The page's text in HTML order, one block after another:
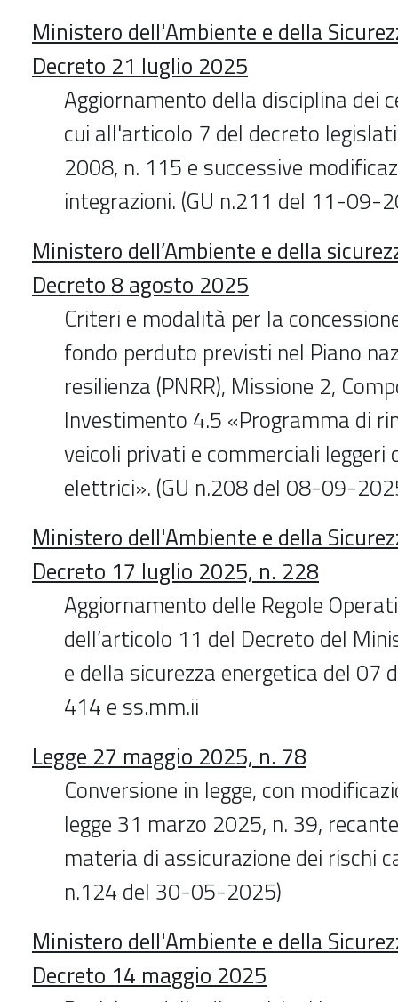
Ministero dell'Ambiente e della
Decreto 21 luglio 2025
Aggiornamento della disciplina dei
cui all'articolo 7 del decreto
2008, n. 115 e successive
integrazioni. (GU n.211 del 11-09-
Ministero dell’Ambiente e della
Decreto 8 agosto 2025
Criteri e modalità per la
fondo perduto previsti nel Piano
resilienza (PNRR), Missione 2,
Investimento 4.5 «Programma di
veicoli privati e commerciali leggeri
elettrici». (GU n.208 del 08-09-
Ministero dell'Ambiente e della
Decreto 17 luglio 2025, n. 228
Aggiornamento delle Regole
dell’articolo 11 del Decreto del
e della sicurezza energetica del 07
414 e ss.mm.ii
Legge 27 maggio 2025, n. 78
Conversione in legge, con
legge 31 marzo 2025, n. 39,
materia di assicurazione dei rischi
n.124 del 30-05-2025)
Ministero dell'Ambiente e della
Decreto 14 maggio 2025